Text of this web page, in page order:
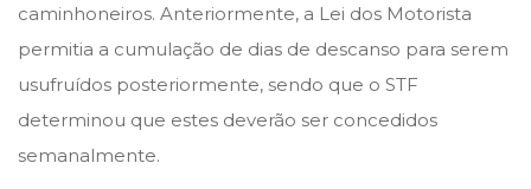
caminhoneiros. Anteriormente, a Lei dos Motorista
permitia a cumulação de dias de descanso para serem
usufruídos posteriormente, sendo que o STF
determinou que estes deverão ser concedidos
semanalmente.